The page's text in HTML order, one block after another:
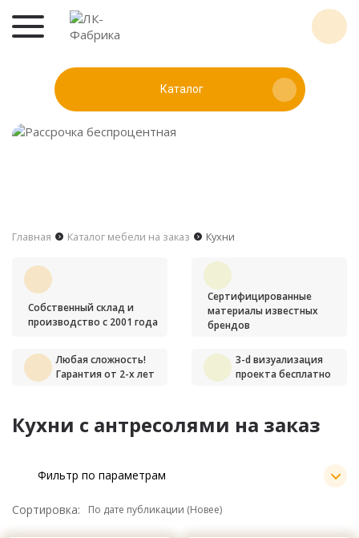
Каталог
Главная Каталог мебели на заказ Кухни
Собственный склад и
производство с 2001 года
Сертифицированные
материалы известных
брендов
Любая сложность!
Гарантия от 2-х лет
3-d визуализация
проекта бесплатно
Кухни с антресолями на заказ
Фильтр по параметрам
Сортировка: